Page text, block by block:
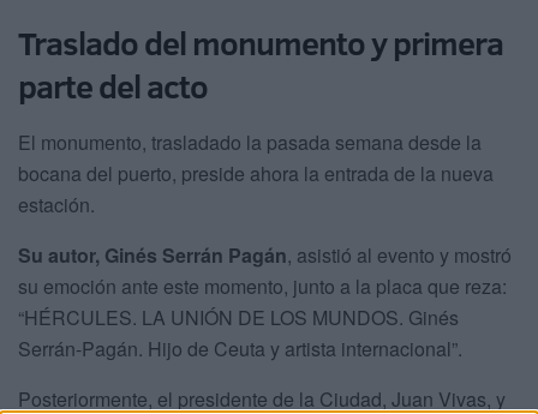
Traslado del monumento y primera
parte del acto
El monumento, trasladado la pasada semana desde la
bocana del puerto, preside ahora la entrada de la nueva
estación.
Su autor, Ginés Serrán Pagán, asistió al evento y mostró
su emoción ante este momento, junto a la placa que reza:
“HÉRCULES. LA UNIÓN DE LOS MUNDOS. Ginés
Serrán-Pagán. Hijo de Ceuta y artista internacional”.
Posteriormente, el presidente de la Ciudad, Juan Vivas, y